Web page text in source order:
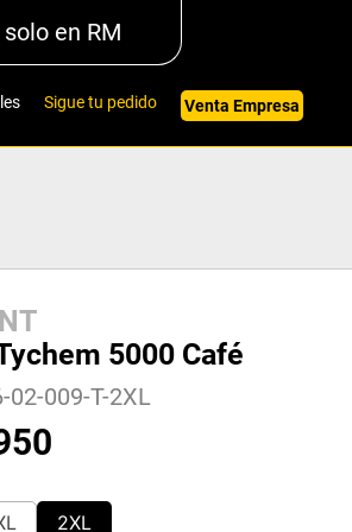
en RM
Sigue tu pedido Venta Empresa
5000 Café
02-009-T-2XL
2XL